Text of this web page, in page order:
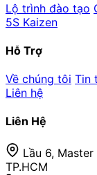
Lộ trình đào tạo
5S Kaizen
Hỗ Trợ
Về chúng tôi Tin
Liên hệ
Liên Hệ
Lầu 6,
TP.HCM